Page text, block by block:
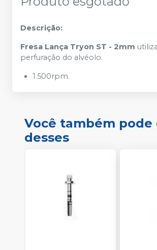
Descrição:
Fresa Lança Tryon ST - 2mm
perfuração do alvéolo.
1.500rpm.
Você também pode
desses